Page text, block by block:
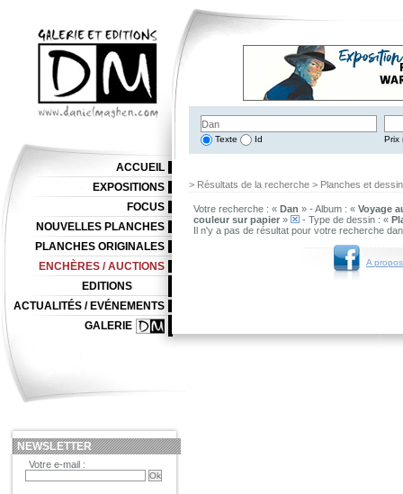
Texte Id Prix
> Résultats de la recherche > Planches et
Votre recherche : « Dan » - Album : « Voyage
couleur sur papier » - Type de dessin : «
Il n'y a pas de résultat pour votre recherche
A
ACCUEIL
EXPOSITIONS
FOCUS
NOUVELLES PLANCHES
PLANCHES ORIGINALES
ENCHÈRES / AUCTIONS
EDITIONS
ACTUALITÉS / EVÉNEMENTS
GALERIE
NEWSLETTER
Votre e-mail :